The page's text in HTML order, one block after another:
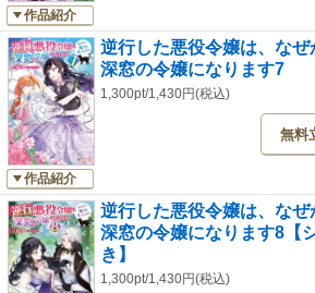
作品紹介
作品紹介
逆行した悪役令嬢は、な
深窓の令嬢になります7
1,300pt/1,430円(税込)
無料
逆行した悪役令嬢は、な
深窓の令嬢になります8【
き】
1,300pt/1,430円(税込)